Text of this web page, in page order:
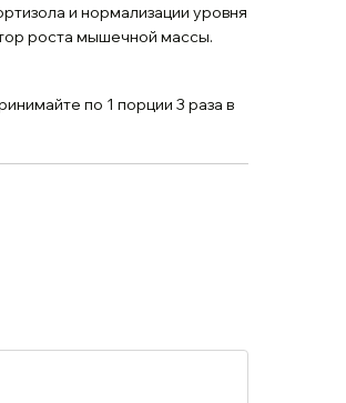
и нормализации уровня
роста мышечной массы.
по 1 порции 3 раза в